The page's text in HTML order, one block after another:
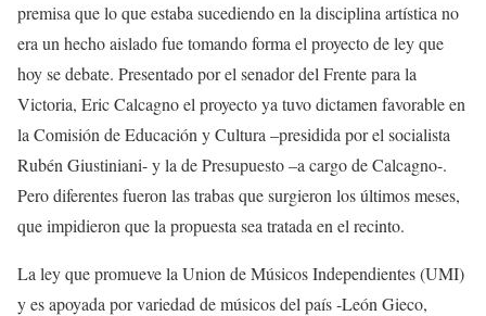
premisa que lo que estaba sucediendo en la disciplina artística no
era un hecho aislado fue tomando forma el proyecto de ley que
hoy se debate. Presentado por el senador del Frente para la
Victoria, Eric Calcagno el proyecto ya tuvo dictamen favorable en
la Comisión de Educación y Cultura –presidida por el socialista
Rubén Giustiniani- y la de Presupuesto –a cargo de Calcagno-.
Pero diferentes fueron las trabas que surgieron los últimos meses,
que impidieron que la propuesta sea tratada en el recinto.
La ley que promueve la Union de Músicos Independientes (UMI)
y es apoyada por variedad de músicos del país -León Gieco,